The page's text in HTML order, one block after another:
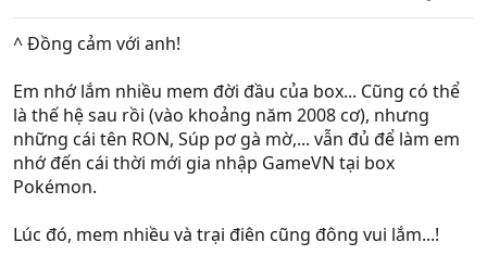
s
^ Đồng cảm với anh!
Em nhớ lắm nhiều mem đời đầu của box... Cũng có thể
là thế hệ sau rồi (vào khoảng năm 2008 cơ), nhưng
những cái tên RON, Súp pơ gà mờ,... vẫn đủ để làm em
nhớ đến cái thời mới gia nhập GameVN tại box
Pokémon.
Lúc đó, mem nhiều và trại điên cũng đông vui lắm...!